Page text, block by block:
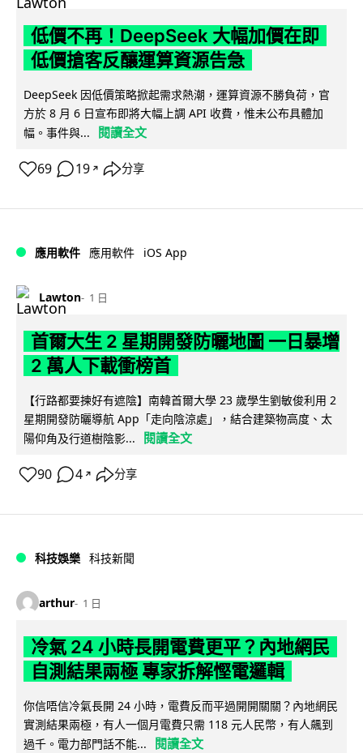
低價不再！DeepSeek 大幅加價在即
低價搶客反釀運算資源告急
DeepSeek 因低價策略掀起需求熱潮，運算資源不勝負荷，官
方於 8 月 6 日宣布即將大幅上調 API 收費，惟未公布具體加
幅。事件與...
閱讀全文
69 19 ↗ 分享
應用軟件 應用軟件 iOS App
Lawton 1 日
首爾大生 2 星期開發防曬地圖 一日暴增
2 萬人下載衝榜首
【行路都要揀好有遮陰】南韓首爾大學 23 歲學生劉敏俊利用 2
星期開發防曬導航 App「走向陰涼處」，結合建築物高度、太
陽仰角及行道樹陰影...
閱讀全文
90 4 ↗ 分享
科技娛樂 科技新聞
arthur 1 日
冷氣 24 小時長開電費更平？內地網民
自測結果兩極 專家拆解慳電邏輯
你信唔信冷氣長開 24 小時，電費反而平過開開關關？內地網民
實測結果兩極，有人一個月電費只需 118 元人民幣，有人飆到
過千。電力部門話不能...
閱讀全文